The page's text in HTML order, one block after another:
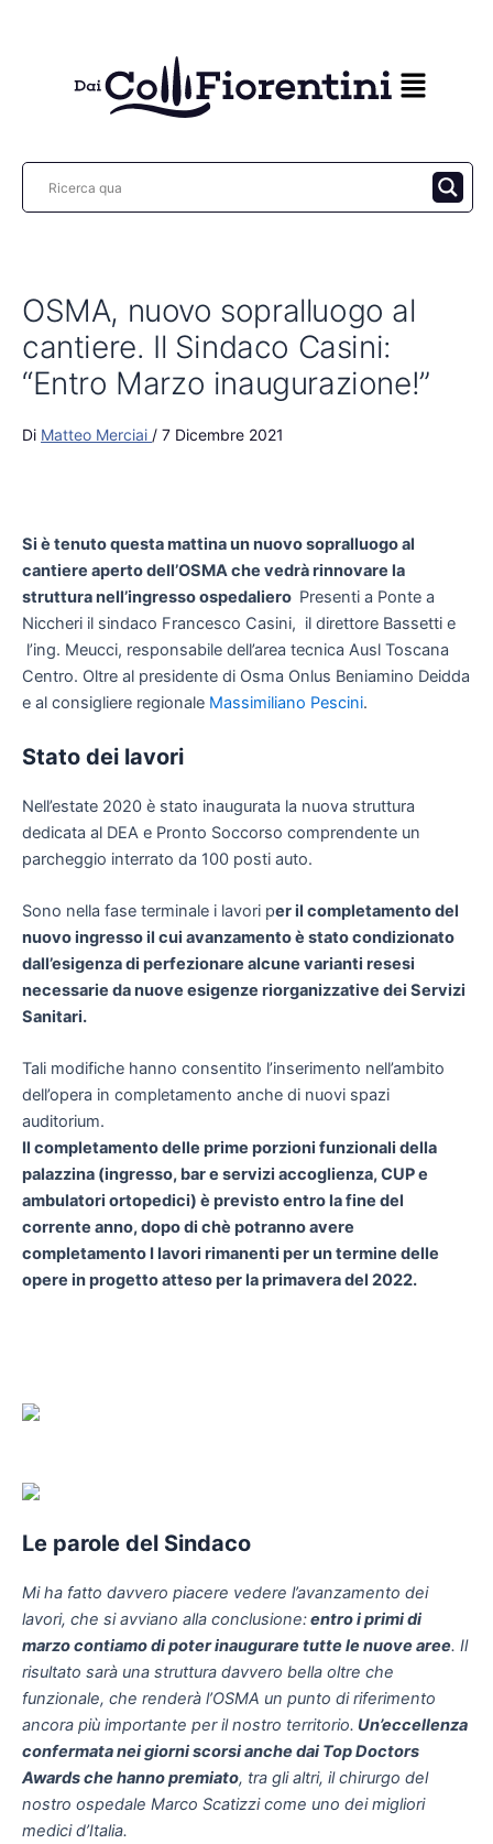
OSMA, nuovo sopralluogo al
cantiere. Il Sindaco Casini:
“Entro Marzo inaugurazione!”
Di Matteo Merciai / 7 Dicembre 2021
Si è tenuto questa mattina un nuovo sopralluogo al
cantiere aperto dell’OSMA che vedrà rinnovare la
struttura nell’ingresso ospedaliero Presenti a Ponte a
Niccheri il sindaco Francesco Casini, il direttore Bassetti e
l’ing. Meucci, responsabile dell’area tecnica Ausl Toscana
Centro. Oltre al presidente di Osma Onlus Beniamino Deidda
e al consigliere regionale Massimiliano Pescini.
Stato dei lavori
Nell’estate 2020 è stato inaugurata la nuova struttura
dedicata al DEA e Pronto Soccorso comprendente un
parcheggio interrato da 100 posti auto.
Sono nella fase terminale i lavori per il completamento del
nuovo ingresso il cui avanzamento è stato condizionato
dall’esigenza di perfezionare alcune varianti resesi
necessarie da nuove esigenze riorganizzative dei Servizi
Sanitari.
Tali modifiche hanno consentito l’inserimento nell’ambito
dell’opera in completamento anche di nuovi spazi
auditorium.
Il completamento delle prime porzioni funzionali della
palazzina (ingresso, bar e servizi accoglienza, CUP e
ambulatori ortopedici) è previsto entro la fine del
corrente anno, dopo di chè potranno avere
completamento I lavori rimanenti per un termine delle
opere in progetto atteso per la primavera del 2022.
Le parole del Sindaco
Mi ha fatto davvero piacere vedere l’avanzamento dei
lavori, che si avviano alla conclusione:entro i primi di
marzo contiamo di poter inaugurare tutte le nuove aree. Il
risultato sarà una struttura davvero bella oltre che
funzionale, che renderà l’OSMA un punto di riferimento
ancora più importante per il nostro territorio. Un’eccellenza
confermata nei giorni scorsi anche dai Top Doctors
Awards che hanno premiato, tra gli altri, il chirurgo del
nostro ospedale Marco Scatizzi come uno dei migliori
medici d’Italia.